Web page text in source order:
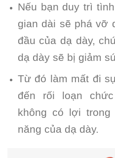
Nếu bạn duy trì
gian dài sẽ phá vỡ
đầu của dạ dày,
dạ dày sẽ bị giảm
Từ đó làm mất đi
đến rối loạn
không có lợi
năng của dạ dày.